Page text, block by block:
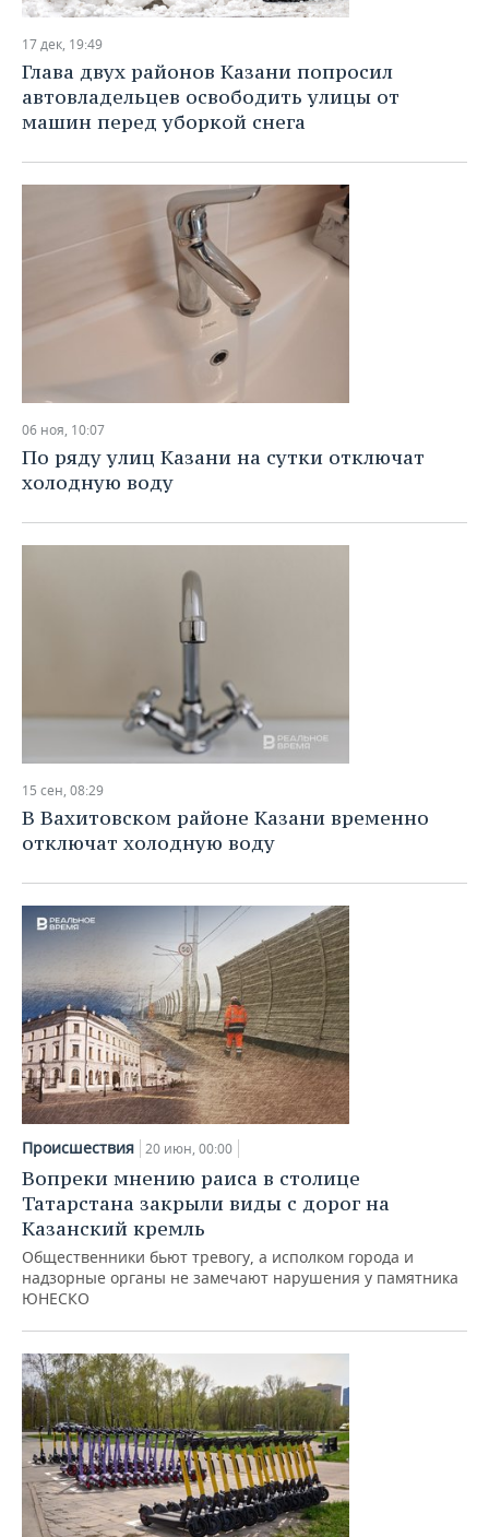
17 дек, 19:49
Глава двух районов Казани попросил
автовладельцев освободить улицы от
машин перед уборкой снега
06 ноя, 10:07
По ряду улиц Казани на сутки отключат
холодную воду
15 сен, 08:29
В Вахитовском районе Казани временно
отключат холодную воду
Происшествия 20 июн, 00:00
Вопреки мнению раиса в столице
Татарстана закрыли виды с дорог на
Казанский кремль
Общественники бьют тревогу, а исполком города и
надзорные органы не замечают нарушения у памятника
ЮНЕСКО